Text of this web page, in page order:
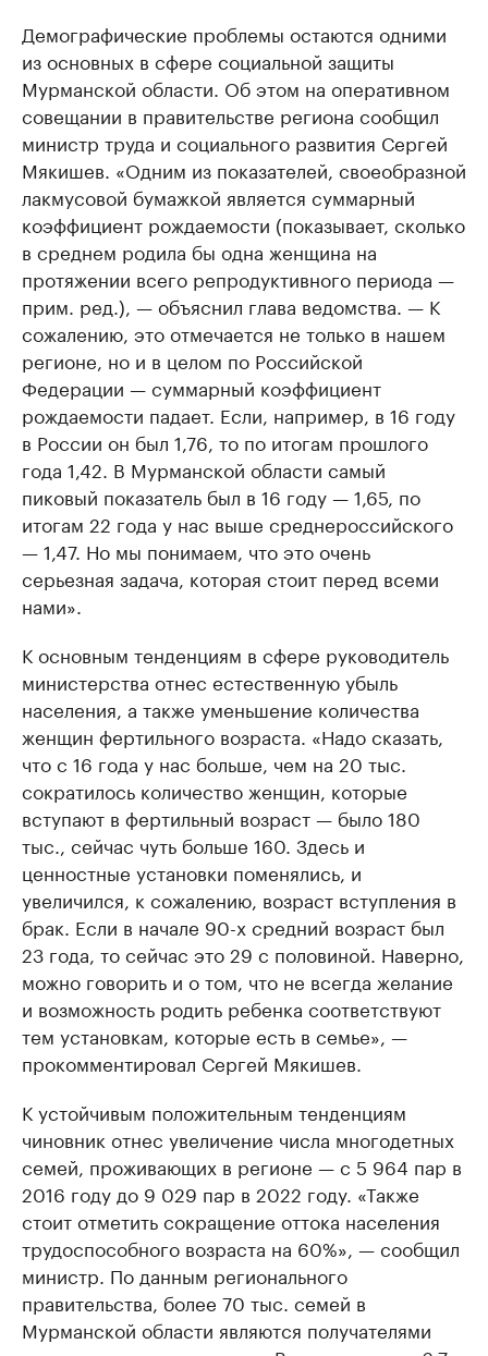
Демографические проблемы остаются одними
из основных в сфере социальной защиты
Мурманской области. Об этом на оперативном
совещании в правительстве региона сообщил
министр труда и социального развития Сергей
Мякишев. «Одним из показателей, своеобразной
лакмусовой бумажкой является суммарный
коэффициент рождаемости (показывает, сколько
в среднем родила бы одна женщина на
протяжении всего репродуктивного периода —
прим. ред.), — объяснил глава ведомства. — К
сожалению, это отмечается не только в нашем
регионе, но и в целом по Российской
Федерации — суммарный коэффициент
рождаемости падает. Если, например, в 16 году
в России он был 1,76, то по итогам прошлого
года 1,42. В Мурманской области самый
пиковый показатель был в 16 году — 1,65, по
итогам 22 года у нас выше среднероссийского
— 1,47. Но мы понимаем, что это очень
серьезная задача, которая стоит перед всеми
нами».
К основным тенденциям в сфере руководитель
министерства отнес естественную убыль
населения, а также уменьшение количества
женщин фертильного возраста. «Надо сказать,
что с 16 года у нас больше, чем на 20 тыс.
сократилось количество женщин, которые
вступают в фертильный возраст — было 180
тыс., сейчас чуть больше 160. Здесь и
ценностные установки поменялись, и
увеличился, к сожалению, возраст вступления в
брак. Если в начале 90-х средний возраст был
23 года, то сейчас это 29 с половиной. Наверно,
можно говорить и о том, что не всегда желание
и возможность родить ребенка соответствуют
тем установкам, которые есть в семье», —
прокомментировал Сергей Мякишев.
К устойчивым положительным тенденциям
чиновник отнес увеличение числа многодетных
семей, проживающих в регионе — с 5 964 пар в
2016 году до 9 029 пар в 2022 году. «Также
стоит отметить сокращение оттока населения
трудоспособного возраста на 60%», — сообщил
министр. По данным регионального
правительства, более 70 тыс. семей в
Мурманской области являются получателями